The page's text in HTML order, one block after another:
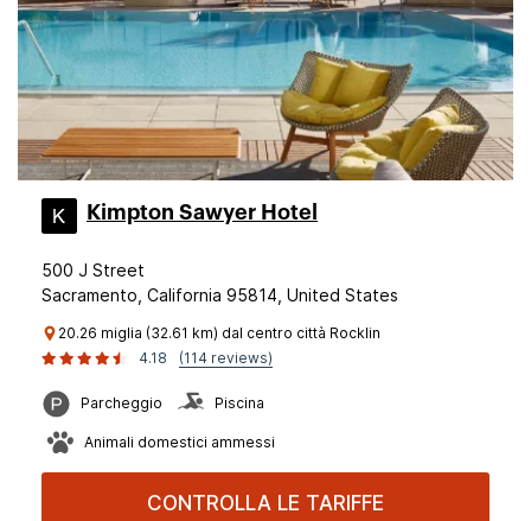
Kimpton Sawyer Hotel
500 J Street
Sacramento, California 95814, United States
20.26 miglia (32.61 km) dal centro città Rocklin
4.18
(114 reviews)
Parcheggio Piscina
Animali domestici ammessi
CONTROLLA LE TARIFFE